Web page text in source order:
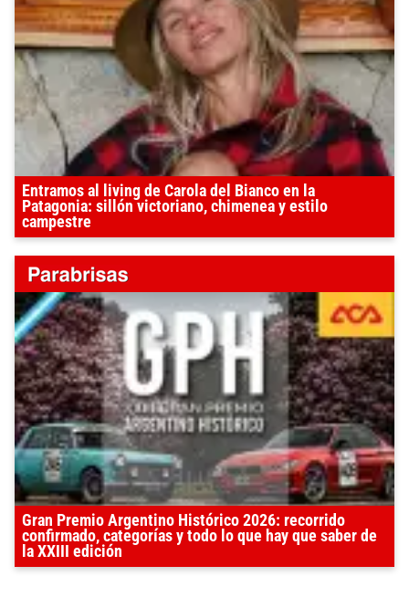
Entramos al living de Carola del Bianco en la
Patagonia: sillón victoriano, chimenea y estilo
campestre
Gran Premio Argentino Histórico 2026: recorrido
confirmado, categorías y todo lo que hay que saber de
la XXIII edición